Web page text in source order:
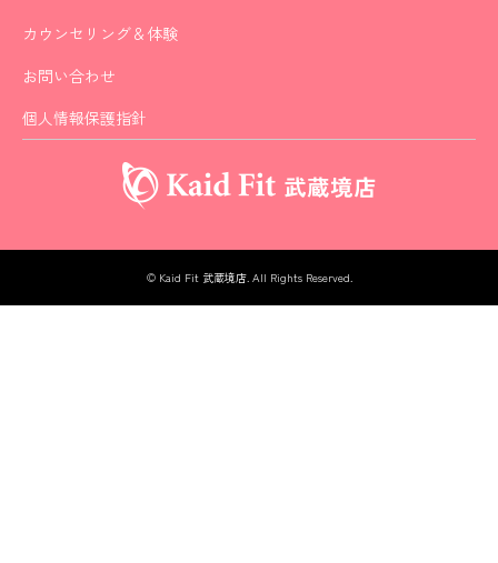
カウンセリング＆体験
お問い合わせ
個人情報保護指針
© Kaid Fit 武蔵境店. All Rights Reserved.